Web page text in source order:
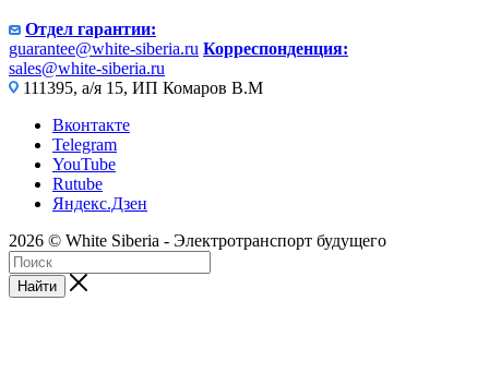
Отдел гарантии:
guarantee@white-siberia.ru Корреспонденция:
sales@white-siberia.ru
111395, а/я 15, ИП Комаров В.М
Вконтакте
Telegram
YouTube
Rutube
Яндекс.Дзен
2026 © White Siberia - Электротранспорт будущего
Найти